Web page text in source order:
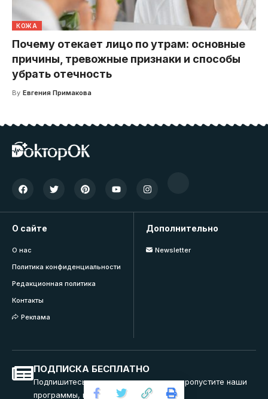
КОЖА
Почему отекает лицо по утрам: основные
причины, тревожные признаки и способы
убрать отечность
By Евгения Примакова
О сайте
О нас
Политика конфиденциальности
Редакционная политика
Контакты
Реклама
Дополнительно
Newsletter
ПОДПИСКА БЕСПЛАТНО
Подпишитесь на нашу рассылку и не пропустите наши
программы, вебинары и тренинги.